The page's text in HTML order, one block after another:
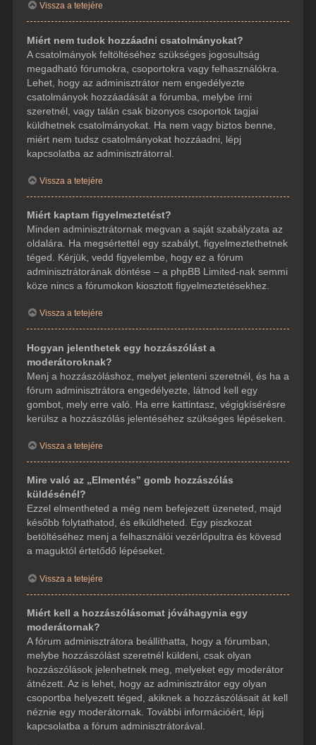
Vissza a tetejére
Miért nem tudok hozzáadni csatolmányokat?
A csatolmányok feltöltéséhez szükséges jogosultság
megadható fórumokra, csoportokra vagy felhasználókra.
Lehet, hogy az adminisztrátor nem engedélyezte
csatolmányok hozzáadását a fórumba, melybe írni
szeretnél, vagy talán csak bizonyos csoportok tagjai
küldhetnek csatolmányokat. Ha nem vagy biztos benne,
miért nem tudsz csatolmányokat hozzáadni, lépj
kapcsolatba az adminisztrátorral.
Vissza a tetejére
Miért kaptam figyelmeztetést?
Minden adminisztrátornak megvan a saját szabályzata az
oldalára. Ha megsértettél egy szabályt, figyelmeztethetnek
téged. Kérjük, vedd figyelembe, hogy ez a fórum
adminisztrátorának döntése – a phpBB Limited-nak semmi
köze nincs a fórumokon kiosztott figyelmeztetésekhez.
Vissza a tetejére
Hogyan jelenthetek egy hozzászólást a
moderátoroknak?
Menj a hozzászóláshoz, melyet jelenteni szeretnél, és ha a
fórum adminisztrátora engedélyezte, látnod kell egy
gombot, mely erre való. Ha erre kattintasz, végigkísérésre
kerülsz a hozzászólás jelentéséhez szükséges lépéseken.
Vissza a tetejére
Mire való az „Elmentés” gomb hozzászólás
küldésénél?
Ezzel elmentheted a még nem befejezett üzeneted, majd
később folytathatod, és elküldheted. Egy piszkozat
betöltéséhez menj a felhasználói vezérlőpultra és kövesd
a maguktól értetődő lépéseket.
Vissza a tetejére
Miért kell a hozzászólásomat jóváhagynia egy
moderátornak?
A fórum adminisztrátora beállíthatta, hogy a fórumban,
melybe hozzászólást szeretnél küldeni, csak olyan
hozzászólások jelenhetnek meg, melyeket egy moderátor
átnézett. Az is lehet, hogy az adminisztrátor egy olyan
csoportba helyezett téged, akiknek a hozzászólásait át kell
néznie egy moderátornak. További információért, lépj
kapcsolatba a fórum adminisztrátorával.